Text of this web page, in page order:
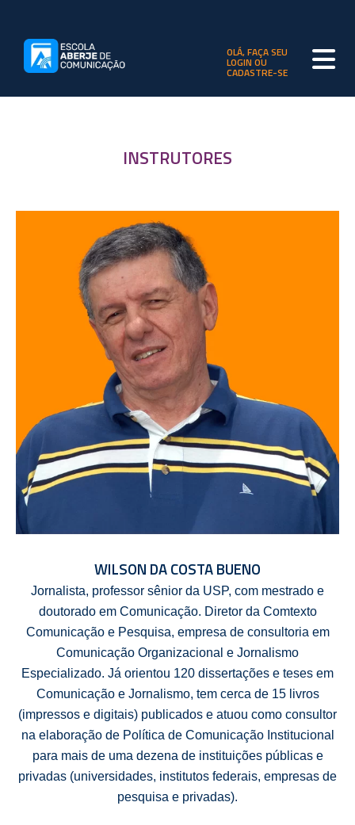
OLÁ, FAÇA SEU
LOGIN OU
CADASTRE-SE
INSTRUTORES
WILSON DA COSTA BUENO
Jornalista, professor sênior da USP, com mestrado e
doutorado em Comunicação. Diretor da Comtexto
Comunicação e Pesquisa, empresa de consultoria em
Comunicação Organizacional e Jornalismo
Especializado. Já orientou 120 dissertações e teses em
Comunicação e Jornalismo, tem cerca de 15 livros
(impressos e digitais) publicados e atuou como consultor
na elaboração de Política de Comunicação Institucional
para mais de uma dezena de instituições públicas e
privadas (universidades, institutos federais, empresas de
pesquisa e privadas).